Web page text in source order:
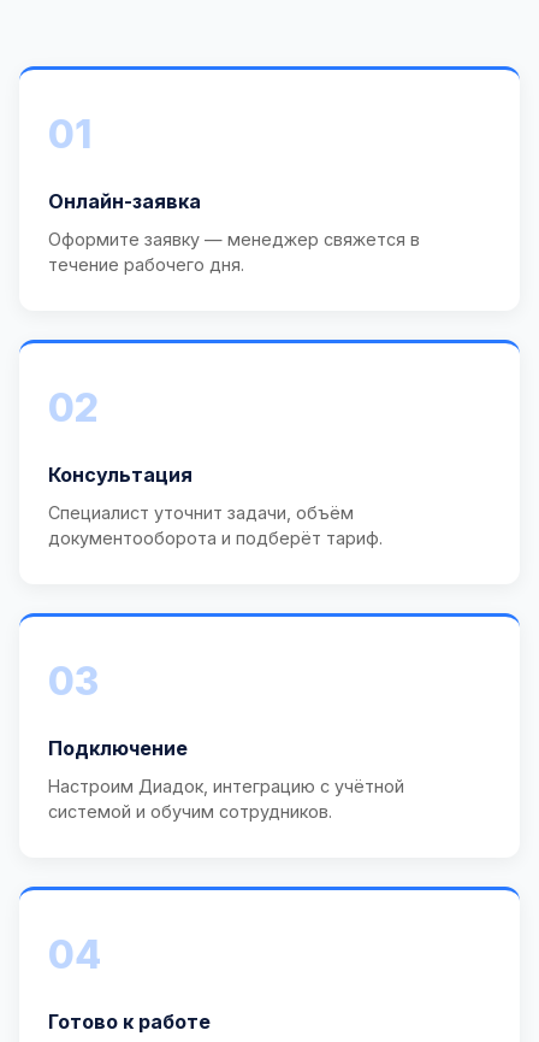
01
Онлайн-заявка
Оформите заявку — менеджер свяжется в
течение рабочего дня.
02
Консультация
Специалист уточнит задачи, объём
документооборота и подберёт тариф.
03
Подключение
Настроим Диадок, интеграцию с учётной
системой и обучим сотрудников.
04
Готово к работе